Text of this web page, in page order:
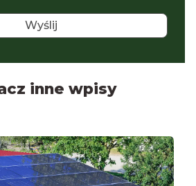
inne wpisy